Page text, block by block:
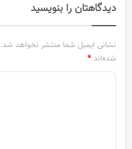
دیدگاهتان را بنویسید
نشانی ایمیل شما منتشر نخواهد شد.
شده‌اند *